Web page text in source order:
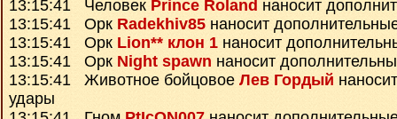
13:15:41 Человек Prince Roland наносит
13:15:41 Орк Radekhiv85 наносит
13:15:41 Орк Lion** клон 1 наносит
13:15:41 Орк Night spawn наносит
13:15:41 Животное бойцовое Лев Гордый
удары